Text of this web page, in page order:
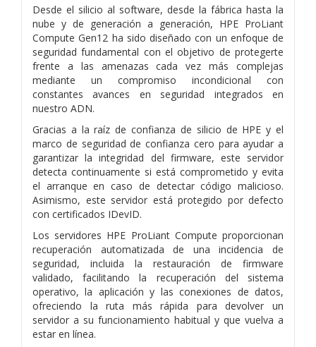
Desde el silicio al software, desde la fábrica hasta la
nube y de generación a generación, HPE ProLiant
Compute Gen12 ha sido diseñado con un enfoque de
seguridad fundamental con el objetivo de protegerte
frente a las amenazas cada vez más complejas
mediante un compromiso incondicional con
constantes avances en seguridad integrados en
nuestro ADN.
Gracias a la raíz de confianza de silicio de HPE y el
marco de seguridad de confianza cero para ayudar a
garantizar la integridad del firmware, este servidor
detecta continuamente si está comprometido y evita
el arranque en caso de detectar código malicioso.
Asimismo, este servidor está protegido por defecto
con certificados IDevID.
Los servidores HPE ProLiant Compute proporcionan
recuperación automatizada de una incidencia de
seguridad, incluida la restauración de firmware
validado, facilitando la recuperación del sistema
operativo, la aplicación y las conexiones de datos,
ofreciendo la ruta más rápida para devolver un
servidor a su funcionamiento habitual y que vuelva a
estar en línea.